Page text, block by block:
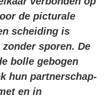
de picturale
scheiding is
sporen. De
bolle gebogen
hun partnerschap-
en in